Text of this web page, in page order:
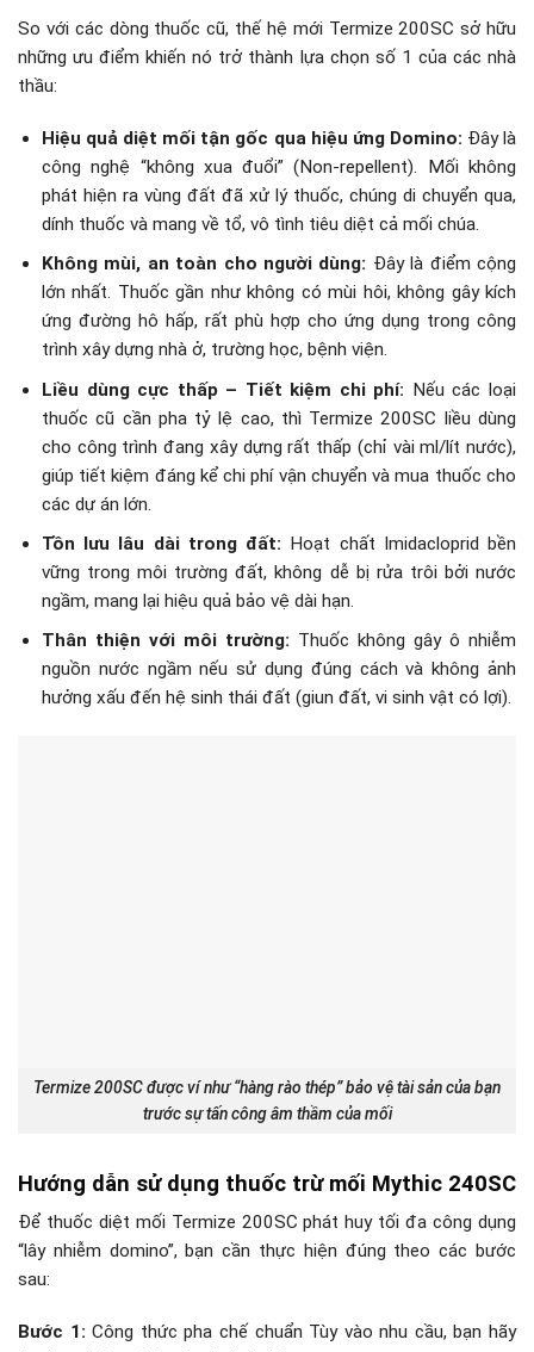
So với các dòng thuốc cũ, thế hệ mới Termize 200SC sở hữu
những ưu điểm khiến nó trở thành lựa chọn số 1 của các nhà
thầu:
Hiệu quả diệt mối tận gốc qua hiệu ứng Domino: Đây là
công nghệ “không xua đuổi” (Non-repellent). Mối không
phát hiện ra vùng đất đã xử lý thuốc, chúng di chuyển qua,
dính thuốc và mang về tổ, vô tình tiêu diệt cả mối chúa.
Không mùi, an toàn cho người dùng: Đây là điểm cộng
lớn nhất. Thuốc gần như không có mùi hôi, không gây kích
ứng đường hô hấp, rất phù hợp cho ứng dụng trong công
trình xây dựng nhà ở, trường học, bệnh viện.
Liều dùng cực thấp – Tiết kiệm chi phí: Nếu các loại
thuốc cũ cần pha tỷ lệ cao, thì Termize 200SC liều dùng
cho công trình đang xây dựng rất thấp (chỉ vài ml/lít nước),
giúp tiết kiệm đáng kể chi phí vận chuyển và mua thuốc cho
các dự án lớn.
Tồn lưu lâu dài trong đất: Hoạt chất Imidacloprid bền
vững trong môi trường đất, không dễ bị rửa trôi bởi nước
ngầm, mang lại hiệu quả bảo vệ dài hạn.
Thân thiện với môi trường: Thuốc không gây ô nhiễm
nguồn nước ngầm nếu sử dụng đúng cách và không ảnh
hưởng xấu đến hệ sinh thái đất (giun đất, vi sinh vật có lợi).
Termize 200SC được ví như “hàng rào thép” bảo vệ tài sản của bạn
trước sự tấn công âm thầm của mối
Hướng dẫn sử dụng thuốc trừ mối Mythic 240SC
Để thuốc diệt mối Termize 200SC phát huy tối đa công dụng
“lây nhiễm domino”, bạn cần thực hiện đúng theo các bước
sau:
Bước 1: Công thức pha chế chuẩn Tùy vào nhu cầu, bạn hãy